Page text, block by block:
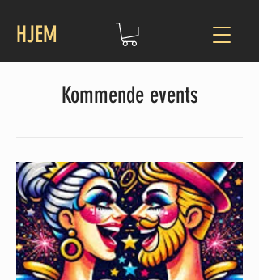
HJEM
Kommende events